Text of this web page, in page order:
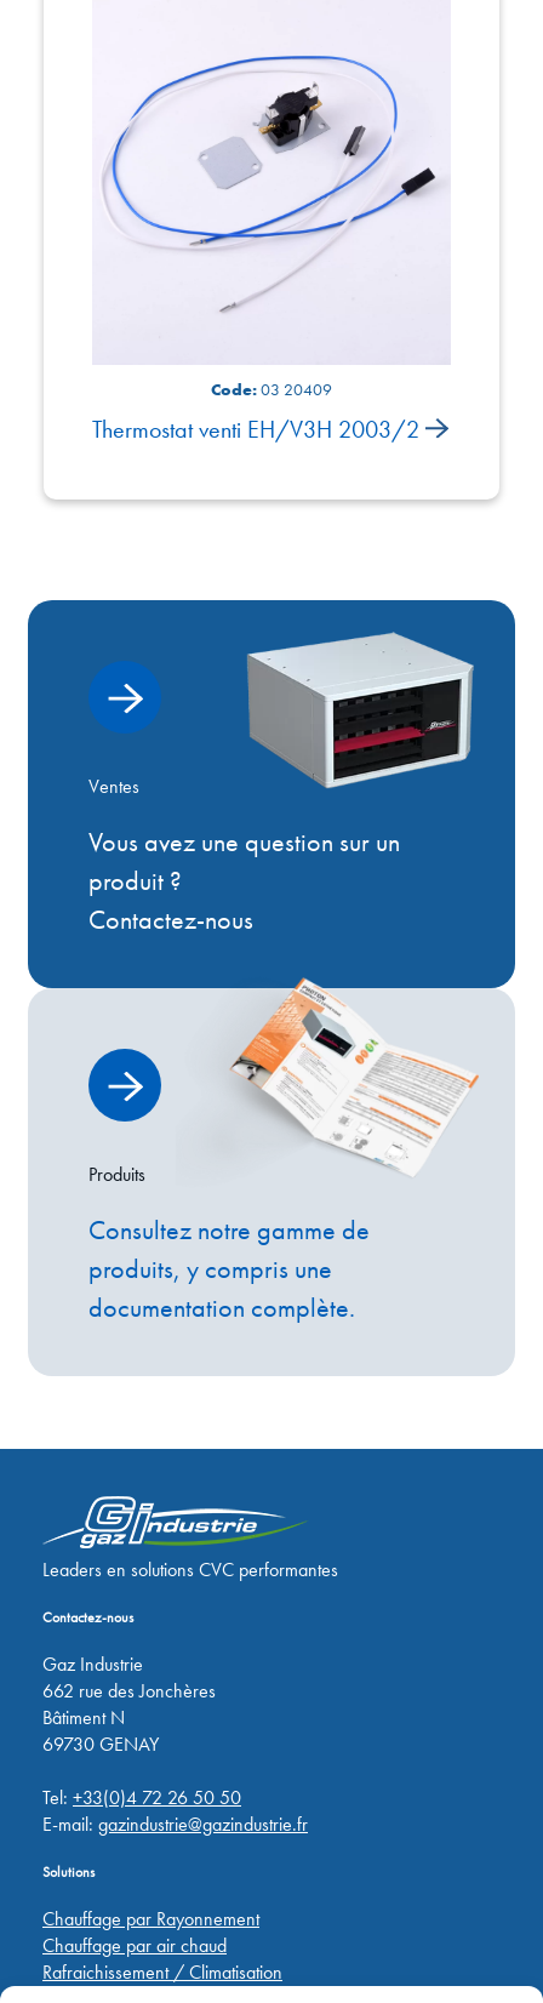
Code:03 20409
Thermostat venti EH/V3H 2003/2
Ventes
Vous avez une question sur un
produit ?
Contactez-nous
Produits
Consultez notre gamme de
produits, y compris une
documentation complète.
Leaders en solutions CVC performantes
Contactez-nous
Gaz Industrie
662 rue des Jonchères
Bâtiment N
69730 GENAY
Tel: +33(0)4 72 26 50 50
E-mail: gazindustrie@gazindustrie.fr
Solutions
Chauffage par Rayonnement
Chauffage par air chaud
Rafraichissement / Climatisation